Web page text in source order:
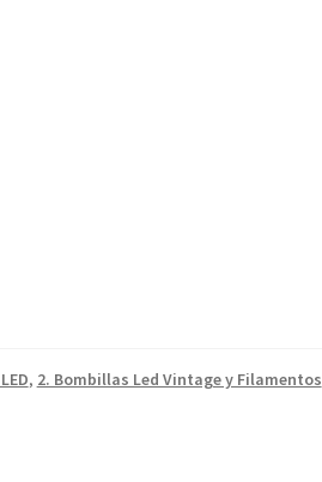
, 2. Bombillas Led Vintage y Filamentos